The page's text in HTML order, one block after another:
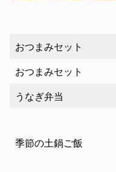
おつまみセット
おつまみセット
うなぎ弁当
季節の土鍋ご飯